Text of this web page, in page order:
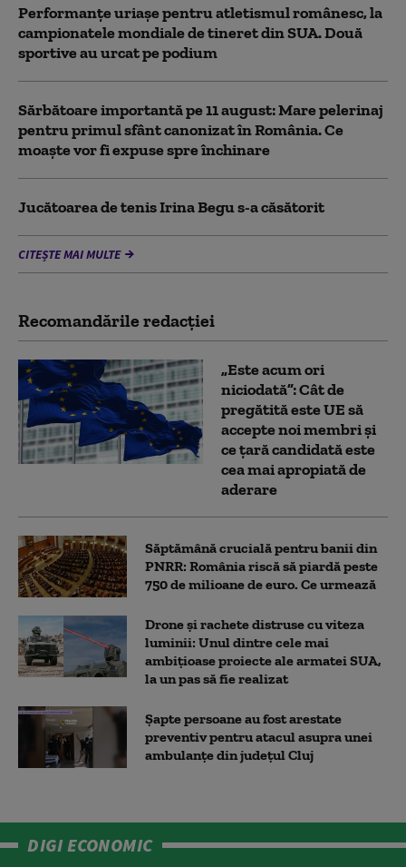
Performanțe uriașe pentru atletismul românesc, la
campionatele mondiale de tineret din SUA. Două
sportive au urcat pe podium
Sărbătoare importantă pe 11 august: Mare pelerinaj
pentru primul sfânt canonizat în România. Ce
moaște vor fi expuse spre închinare
Jucătoarea de tenis Irina Begu s-a căsătorit
CITEȘTE MAI MULTE
Recomandările redacţiei
„Este acum ori
niciodată”: Cât de
pregătită este UE să
accepte noi membri și
ce țară candidată este
cea mai apropiată de
aderare
Săptămână crucială pentru banii din
PNRR: România riscă să piardă peste
750 de milioane de euro. Ce urmează
Drone și rachete distruse cu viteza
luminii: Unul dintre cele mai
ambițioase proiecte ale armatei SUA,
la un pas să fie realizat
Șapte persoane au fost arestate
preventiv pentru atacul asupra unei
ambulanțe din județul Cluj
DIGI ECONOMIC